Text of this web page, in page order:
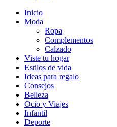
Inicio
Moda
Ropa
Complementos
Calzado
Viste tu hogar
Estilos de vida
Ideas para regalo
Consejos
Belleza
Ocio y Viajes
Infantil
Deporte